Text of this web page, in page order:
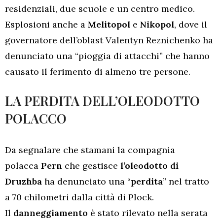
residenziali, due scuole e un centro medico.
Esplosioni anche a Melitopol e Nikopol, dove il
governatore dell’oblast Valentyn Reznichenko ha
denunciato una “pioggia di attacchi” che hanno
causato il ferimento di almeno tre persone.
LA PERDITA DELL’OLEODOTTO
POLACCO
Da segnalare che stamani la compagnia
polacca Pern che gestisce l’oleodotto di
Druzhba ha denunciato una “perdita” nel tratto
a 70 chilometri dalla città di Plock.
Il danneggiamento è stato rilevato nella serata